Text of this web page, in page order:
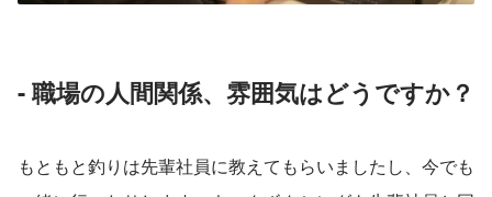
- 職場の人間関係、雰囲気はどうですか？
もともと釣りは先輩社員に教えてもらいましたし、今でも